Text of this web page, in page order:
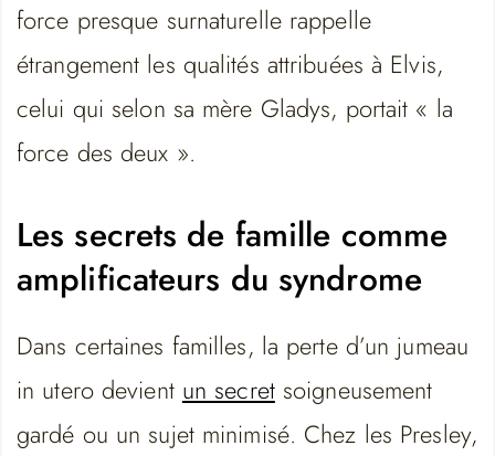
force presque surnaturelle rappelle
étrangement les qualités attribuées à Elvis,
celui qui selon sa mère Gladys, portait « la
force des deux ».
Les secrets de famille comme
amplificateurs du syndrome
Dans certaines familles, la perte d’un jumeau
in utero devient un secretsoigneusement
gardé ou un sujet minimisé. Chez les Presley,